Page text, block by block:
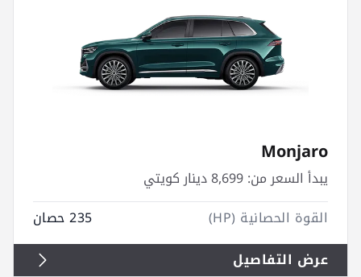
Monjaro
يبدأ السعر من:
القوة الحصانية (HP)
235 حصان
عرض التفاصيل